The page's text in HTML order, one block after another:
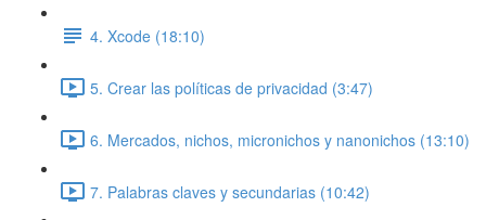
4. Xcode (18:10)
5. Crear las políticas de privacidad (3:47)
6. Mercados, nichos, micronichos y nanonichos (13:10)
7. Palabras claves y secundarias (10:42)